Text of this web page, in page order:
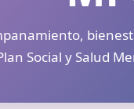
Social y Salud